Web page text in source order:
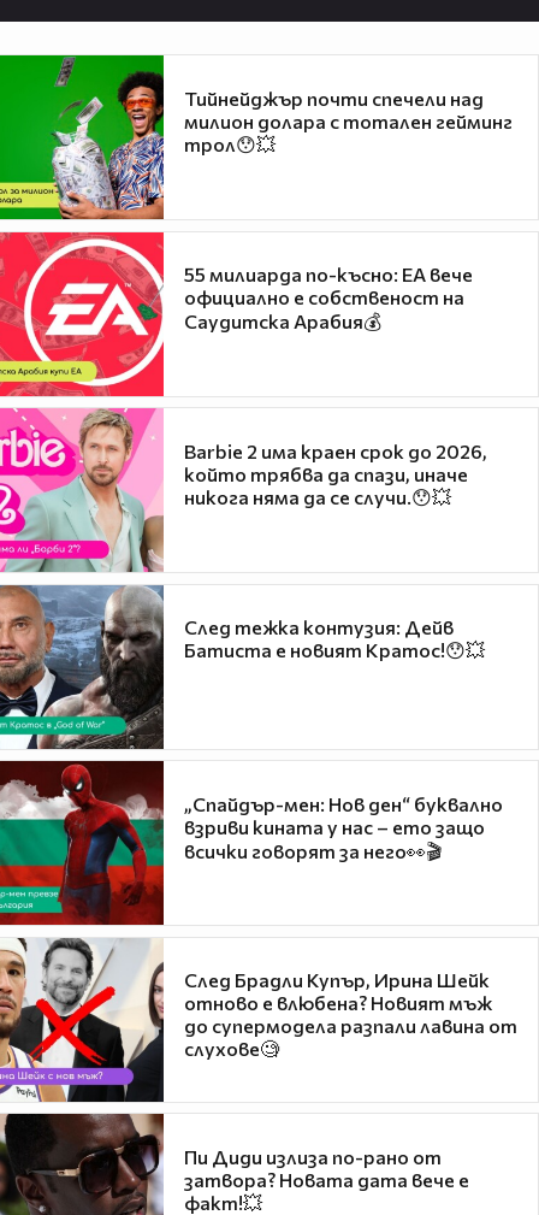
Тийнейджър почти спечели над
милион долара с тотален гейминг
трол😯💥
55 милиарда по-късно: EA вече
официално е собственост на
Саудитска Арабия💰
Barbie 2 има краен срок до 2026,
който трябва да спази, иначе
никога няма да се случи.😯💥
След тежка контузия: Дейв
Батиста е новият Кратос!😯💥
„Спайдър-мен: Нов ден“ буквално
взриви кината у нас – ето защо
всички говорят за него👀🎬
След Брадли Купър, Ирина Шейк
отново е влюбена? Новият мъж
до супермодела разпали лавина от
слухове🧐
Пи Диди излиза по-рано от
затвора? Новата дата вече е
факт!💥